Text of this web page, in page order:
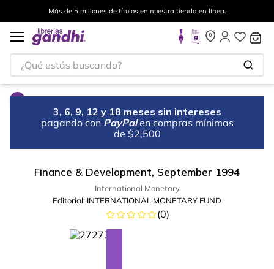
Más de 5 millones de títulos en nuestra tienda en línea.
¿Qué estás buscando?
3, 6, 9, 12 y 18 meses sin intereses
pagando con PayPal en compras mínimas
de $2,500
Finance & Development, September 1994
International Monetary
Editorial: INTERNATIONAL MONETARY FUND
(0)